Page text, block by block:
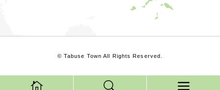
© Tabuse Town All Rights Reserved.